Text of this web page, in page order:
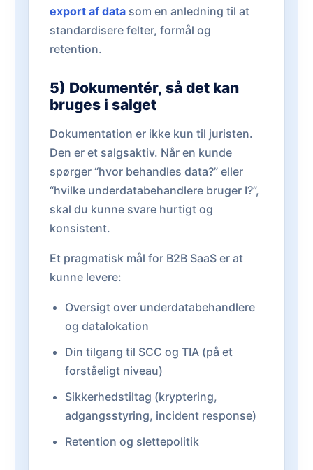
export af data som en anledning til at
standardisere felter, formål og
retention.
5) Dokumentér, så det kan
bruges i salget
Dokumentation er ikke kun til juristen.
Den er et salgsaktiv. Når en kunde
spørger “hvor behandles data?” eller
“hvilke underdatabehandlere bruger I?”,
skal du kunne svare hurtigt og
konsistent.
Et pragmatisk mål for B2B SaaS er at
kunne levere:
Oversigt over underdatabehandlere
og datalokation
Din tilgang til SCC og TIA (på et
forståeligt niveau)
Sikkerhedstiltag (kryptering,
adgangsstyring, incident response)
Retention og slettepolitik